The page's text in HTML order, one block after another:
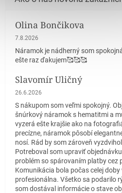
Olina Bončikova
Hodnotenie obchodu je 5 z 5
7.8.2026
Náramok je nádherný som
ešte raz ďakujem🥰🥰🥰
Slavomír Uličný
Hodnotenie obchodu je 5 z 5
26.6.2026
S nákupom som veľmi spokojný.
šnúrkový náramok s hematitmi a
vyzerá ešte krajšie ako na
precízne, náramok pôsobí
nosí. Rád by som zároveň
Potreboval som upraviť
problém so spárovaním platby cez
Komunikácia bola počas celej
profesionálna. Všetko sa podarilo
som dostával informácie o stave